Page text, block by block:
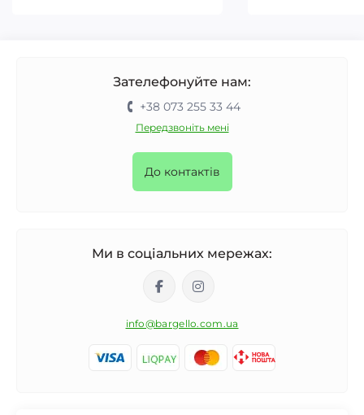
Зателефонуйте нам:
+38 073 255 33 44
Передзвоніть мені
До контактів
Ми в соціальних мережах:
info@bargello.com.ua